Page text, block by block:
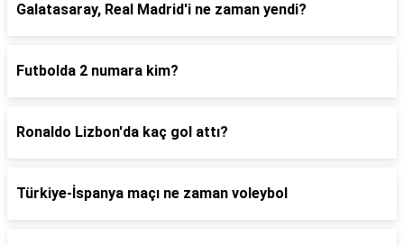
Galatasaray, Real Madrid'i ne zaman yendi?
Futbolda 2 numara kim?
Ronaldo Lizbon'da kaç gol attı?
Türkiye-İspanya maçı ne zaman voleybol